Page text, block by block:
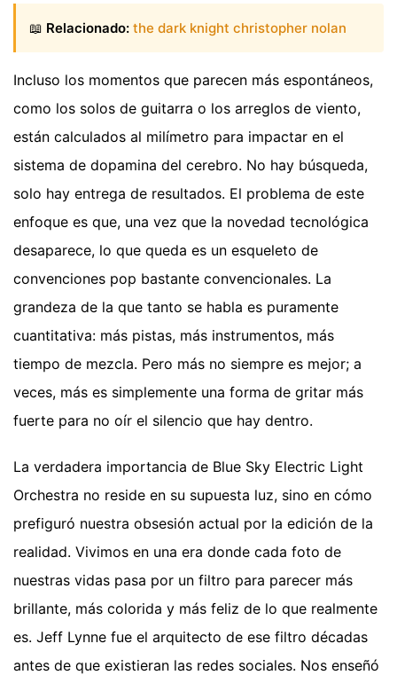
📖 Relacionado: the dark knight christopher nolan
Incluso los momentos que parecen más espontáneos,
como los solos de guitarra o los arreglos de viento,
están calculados al milímetro para impactar en el
sistema de dopamina del cerebro. No hay búsqueda,
solo hay entrega de resultados. El problema de este
enfoque es que, una vez que la novedad tecnológica
desaparece, lo que queda es un esqueleto de
convenciones pop bastante convencionales. La
grandeza de la que tanto se habla es puramente
cuantitativa: más pistas, más instrumentos, más
tiempo de mezcla. Pero más no siempre es mejor; a
veces, más es simplemente una forma de gritar más
fuerte para no oír el silencio que hay dentro.
La verdadera importancia de Blue Sky Electric Light
Orchestra no reside en su supuesta luz, sino en cómo
prefiguró nuestra obsesión actual por la edición de la
realidad. Vivimos en una era donde cada foto de
nuestras vidas pasa por un filtro para parecer más
brillante, más colorida y más feliz de lo que realmente
es. Jeff Lynne fue el arquitecto de ese filtro décadas
antes de que existieran las redes sociales. Nos enseñó